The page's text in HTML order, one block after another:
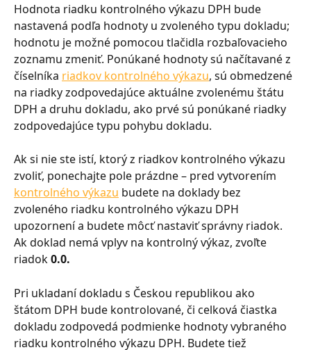
Hodnota riadku kontrolného výkazu DPH bude
nastavená podľa hodnoty u zvoleného typu dokladu;
hodnotu je možné pomocou tlačidla rozbaľovacieho
zoznamu zmeniť. Ponúkané hodnoty sú načítavané z
číselníka riadkov kontrolného výkazu, sú obmedzené
na riadky zodpovedajúce aktuálne zvolenému štátu
DPH a druhu dokladu, ako prvé sú ponúkané riadky
zodpovedajúce typu pohybu dokladu.
Ak si nie ste istí, ktorý z riadkov kontrolného výkazu
zvoliť, ponechajte pole prázdne – pred vytvorením
kontrolného výkazu budete na doklady bez
zvoleného riadku kontrolného výkazu DPH
upozornení a budete môcť nastaviť správny riadok.
Ak doklad nemá vplyv na kontrolný výkaz, zvoľte
riadok 0.0.
Pri ukladaní dokladu s Českou republikou ako
štátom DPH bude kontrolované, či celková čiastka
dokladu zodpovedá podmienke hodnoty vybraného
riadku kontrolného výkazu DPH. Budete tiež